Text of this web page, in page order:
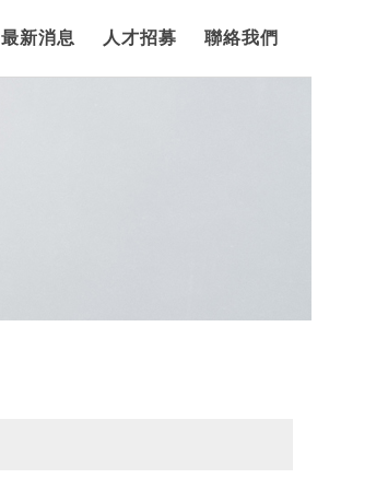
最新消息 人才招募 聯絡我們